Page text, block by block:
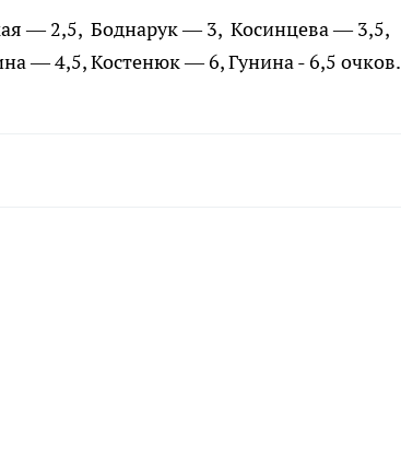
— 2,5, Боднарук — 3, Косинцева — 3,5,
— 4,5, Костенюк — 6, Гунина - 6,5 очков.